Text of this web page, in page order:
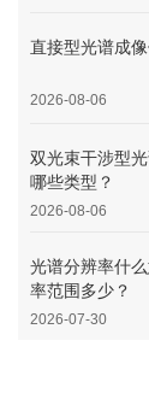
直接型光谱成
2026-08-06
双光束干涉型
哪些类型？
2026-08-06
光谱分辨率什
率范围多少？
2026-07-30